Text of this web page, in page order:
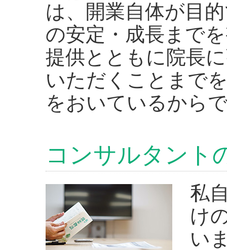
は、開業自体が目
の安定・成長まで
提供とともに院長
いただくことまで
をおいているから
コンサルタント
私
け
い